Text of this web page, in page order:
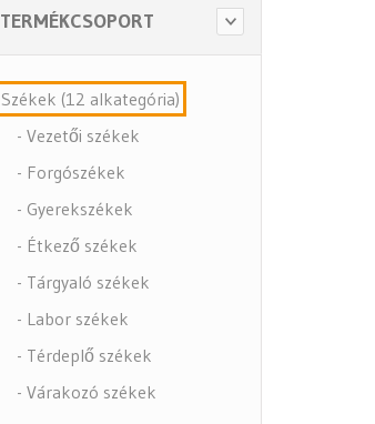
TERMÉKCSOPORT
Székek (12 alkategória)
- Vezetői székek
- Forgószékek
- Gyerekszékek
- Étkező székek
- Tárgyaló székek
- Labor székek
- Térdeplő székek
- Várakozó székek